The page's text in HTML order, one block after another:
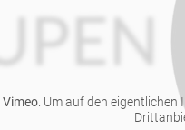
Vimeo. Um auf den eigentlichen